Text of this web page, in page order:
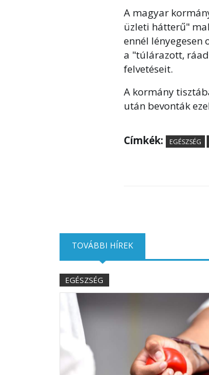
A magyar
üzleti hátterű"
ennél lényegesen
a "túlárazott,
felvetéseit.
A kormány
után bevonták
Címkék: EGÉSZSÉG
TOVÁBBI HÍREK
EGÉSZSÉG